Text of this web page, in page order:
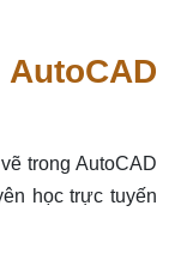
trong AutoCAD
học trực tuyến